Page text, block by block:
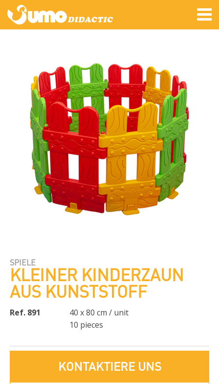
SPIELE
KLEINER KINDERZAUN
AUS KUNSTSTOFF
Ref. 891
40 x 80 cm / unit
10 pieces
KONTAKTIERE UNS